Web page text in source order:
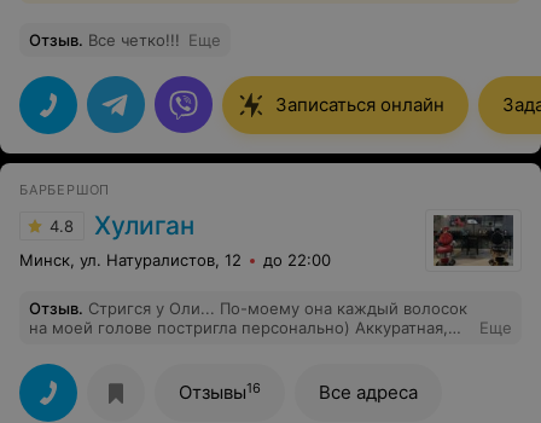
Отзыв. Все четко!!! Еще
Записаться онлайн
БАРБЕРШОП
4.8 Хулиган
Минск, ул. Натуралистов, 12 до 22:00
Отзыв. Стригся у Оли... По-моему она каждый волосок
на моей голове постригла персонально) Аккуратная,
молодец!
Еще
Отзывы16 Все адреса